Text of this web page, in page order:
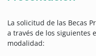
La solicitud de las Becas
a través de los siguientes
modalidad: